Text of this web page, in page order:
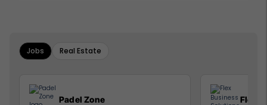
Jobs Real Estate
Padel Zone Flex